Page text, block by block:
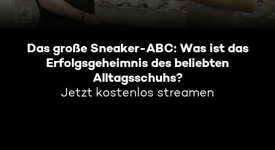
Das große Sneaker-ABC: Was ist das
Erfolgsgeheimnis des beliebten
Alltagsschuhs?
Jetzt kostenlos streamen